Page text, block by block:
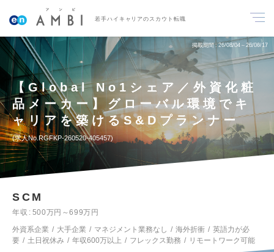
若手ハイキャリアのスカウト転職
掲載期間 26/08/04～26/08/17
【Global No1シェア／外資化粧
品メーカー】グローバル環境でキ
ャリアを築けるS&Dプランナー
求人No.RGFKP-260520-405457
SCM
年収
500万円～699万円
外資系企業
大手企業 マネジメント業務なし 海外折衝
英語力が必
要
土日祝休み 年収600万以上 フレックス勤務 リモートワーク可能